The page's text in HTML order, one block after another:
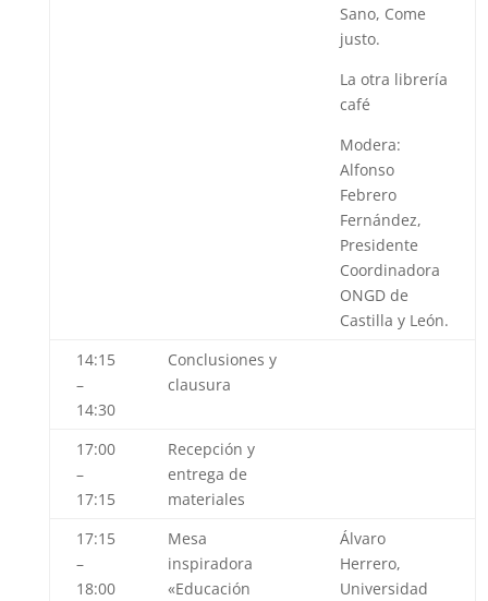
Sano, Come
justo.
La otra librería
café
Modera:
Alfonso
Febrero
Fernández,
Presidente
Coordinadora
ONGD de
Castilla y León.
14:15
–
14:30
Conclusiones y
clausura
17:00
–
17:15
Recepción y
entrega de
materiales
17:15
–
18:00
Mesa
inspiradora
«Educación
Álvaro
Herrero,
Universidad